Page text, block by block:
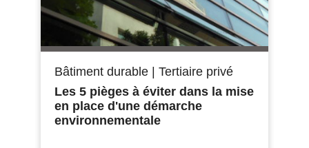
Bâtiment durable
Tertiaire privé
Les 5 pièges à éviter dans la mise
en place d'une démarche
environnementale